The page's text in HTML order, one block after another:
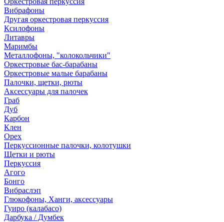
Вибрафоны
Другая оркестровая перкуссия
Ксилофоны
Литавры
Маримбы
Металлофоны, "колокольчики"
Оркестровые бас-барабаны
Оркестровые малые барабаны
Палочки, щетки, рюты
Аксессуары для палочек
Граб
Дуб
Карбон
Клен
Орех
Перкуссионные палочки, колотушки
Щетки и рюты
Перкуссия
Агого
Бонго
Вибраслэп
Глюкофоны, Ханги, аксессуары
Гуиро (калабасо)
Дарбука / Думбек